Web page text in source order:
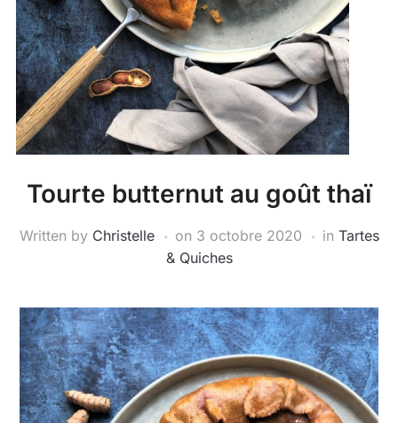
Tourte butternut au goût thaï
Written by Christelle on 3 octobre 2020 in Tartes
& Quiches